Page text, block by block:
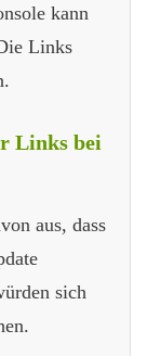
kann
Links
Links bei
aus, dass
sich